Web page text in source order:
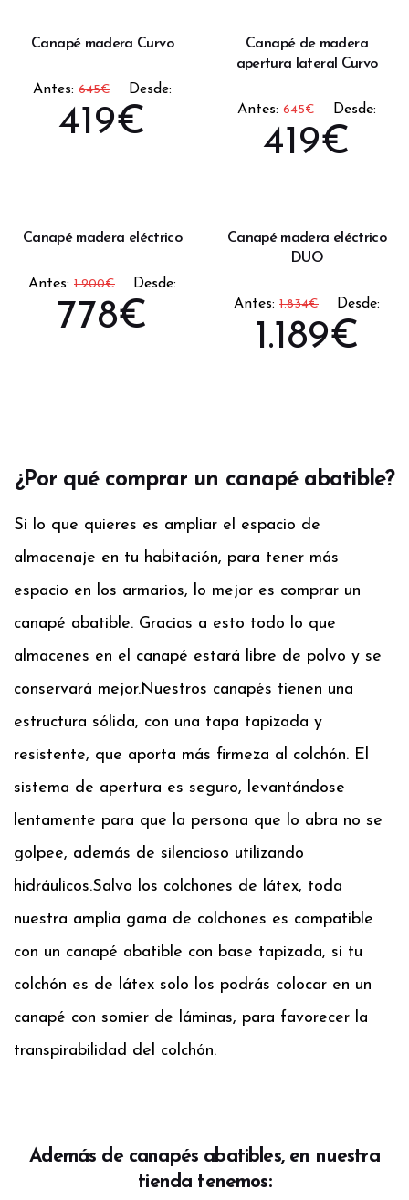
Canapé madera Curvo
Antes: 645€ Desde:
419€
Canapé de madera
apertura lateral Curvo
Antes: 645€ Desde:
419€
Canapé madera eléctrico
Antes: 1.200€ Desde:
778€
Canapé madera eléctrico
DUO
Antes: 1.834€ Desde:
1.189€
¿Por qué comprar un canapé abatible?
Si lo que quieres es ampliar el espacio de
almacenaje en tu habitación, para tener más
espacio en los armarios, lo mejor es comprar un
canapé abatible. Gracias a esto todo lo que
almacenes en el canapé estará libre de polvo y se
conservará mejor.Nuestros canapés tienen una
estructura sólida, con una tapa tapizada y
resistente, que aporta más firmeza al colchón. El
sistema de apertura es seguro, levantándose
lentamente para que la persona que lo abra no se
golpee, además de silencioso utilizando
hidráulicos.Salvo los colchones de látex, toda
nuestra amplia gama de colchones es compatible
con un canapé abatible con base tapizada, si tu
colchón es de látex solo los podrás colocar en un
canapé con somier de láminas, para favorecer la
transpirabilidad del colchón.
Además de canapés abatibles, en nuestra
tienda tenemos: